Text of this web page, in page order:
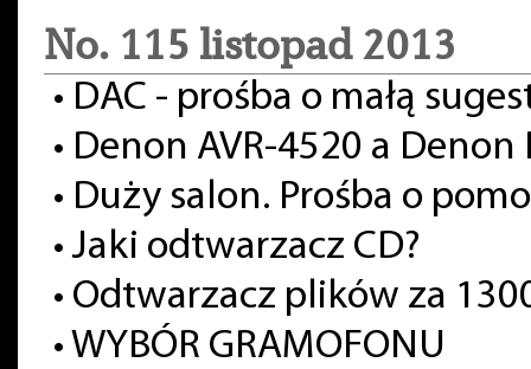
No. 115 listopad 2013
• DAC - prośba o małą
• Denon AVR-4520 a Denon
• Duży salon. Prośba o
•Jaki odtwarzacz CD?
• Odtwarzacz plików za
• WYBÓR GRAMOFONU